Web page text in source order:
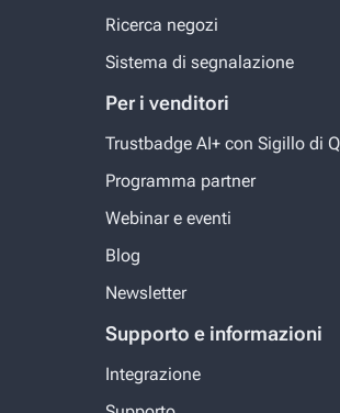
Ricerca negozi
Sistema di segnalazione
Per i venditori
Trustbadge AI+ con Sigillo di
Programma partner
Webinar e eventi
Blog
Newsletter
Supporto e informazioni
Integrazione